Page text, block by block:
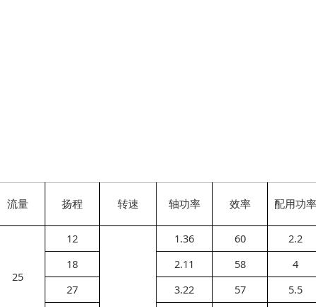
流量 扬程 转速 轴功率 效率 配用功率
25
12 1.36 60 2.2
18 2.11 58
4
27 3.22 57
5.5